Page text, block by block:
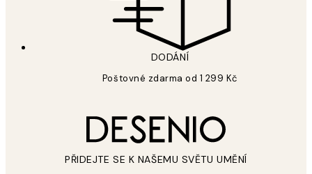
DODÁNÍ
Poštovné zdarma od 1 299 Kč
PŘIDEJTE SE K NAŠEMU SVĚTU UMĚNÍ